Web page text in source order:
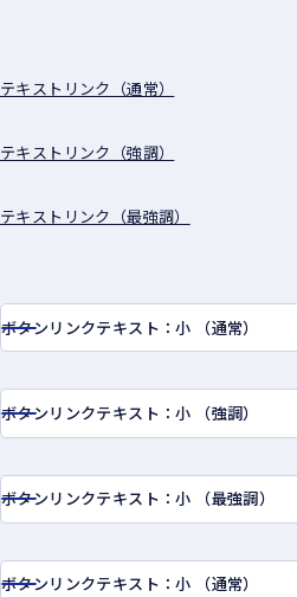
テキストリンク（通常）
テキストリンク（強調）
テキストリンク（最強調）
ボタンリンクテキスト：小 （通常）
ボタンリンクテキスト：小 （強調）
ボタンリンクテキスト：小 （最強調）
ボタンリンクテキスト：小 （通常）